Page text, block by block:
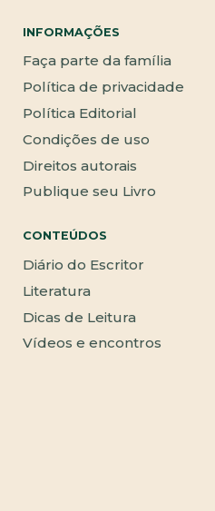
INFORMAÇÕES
Faça parte da família
Política de privacidade
Política Editorial
Condições de uso
Direitos autorais
Publique seu Livro
CONTEÚDOS
Diário do Escritor
Literatura
Dicas de Leitura
Vídeos e encontros